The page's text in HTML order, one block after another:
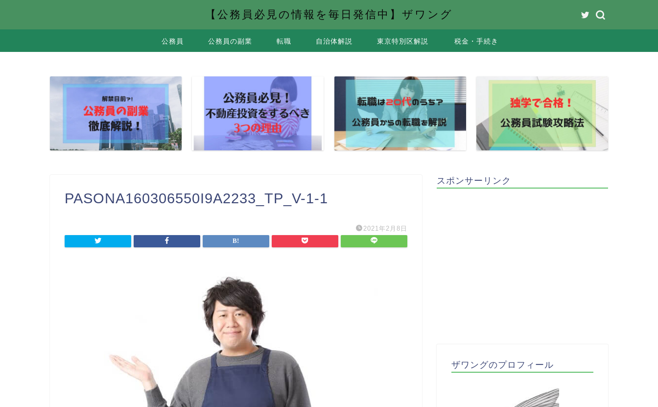
【公務員必見の情報を毎日発信中】ザワング
公務員 公務員の副業 転職 自治体解説 東京特別区解説 税金・手続き
PASONA160306550I9A2233_TP_V-1-1
2021年2月8日
スポンサーリンク
ザワングのプロフィール